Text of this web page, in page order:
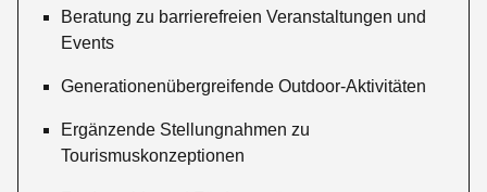
Beratung zu barrierefreien Veranstaltungen und
Events
Generationenübergreifende Outdoor-Aktivitäten
Ergänzende Stellungnahmen zu
Tourismuskonzeptionen